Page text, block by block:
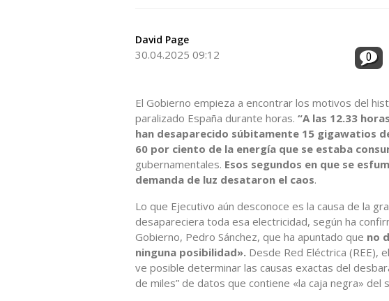
David Page
30.04.2025 09:12 0
El Gobierno empieza a encontrar los motivos del
paralizado España durante horas. “A las 12.33
han desaparecido súbitamente 15 gigawatios
60 por ciento de la energía que se estaba
gubernamentales. Esos segundos en que se
demanda de luz desataron el caos.
Lo que Ejecutivo aún desconoce es la causa de la
desapareciera toda esa electricidad, según ha
Gobierno, Pedro Sánchez, que ha apuntado que no
ninguna posibilidad». Desde Red Eléctrica (REE),
ve posible determinar las causas exactas del
de miles” de datos que contiene «la caja negra» del